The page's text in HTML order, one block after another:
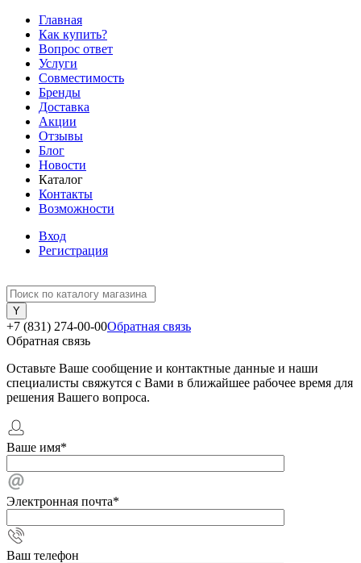
Главная
Как купить?
Вопрос ответ
Услуги
Совместимость
Бренды
Доставка
Акции
Отзывы
Блог
Новости
Каталог
Контакты
Возможности
Вход
Регистрация
+7 (831) 274-00-00Обратная связь
Обратная связь
Оставьте Ваше сообщение и контактные данные и наши
специалисты свяжутся с Вами в ближайшее рабочее время для
решения Вашего вопроса.
Ваше имя*
Электронная почта*
Ваш телефон